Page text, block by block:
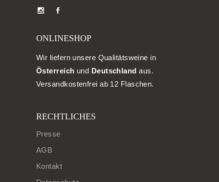
ONLINESHOP
Wir liefern unsere Qualitätsweine in
Österreich und Deutschland aus.
Versandkostenfrei ab 12 Flaschen.
RECHTLICHES
Presse
AGB
Kontakt